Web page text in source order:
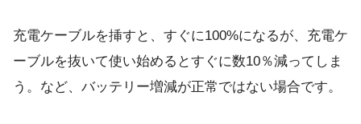
充電ケーブルを挿すと、すぐに100%になるが、充電ケ
ーブルを抜いて使い始めるとすぐに数10％減ってしま
う。など、バッテリー増減が正常ではない場合です。